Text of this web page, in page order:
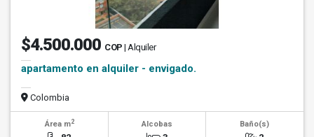
$4.500.000 COP | Alquiler
apartamento en alquiler - envigado.
Colombia
Área m2 Alcobas Baño(s)